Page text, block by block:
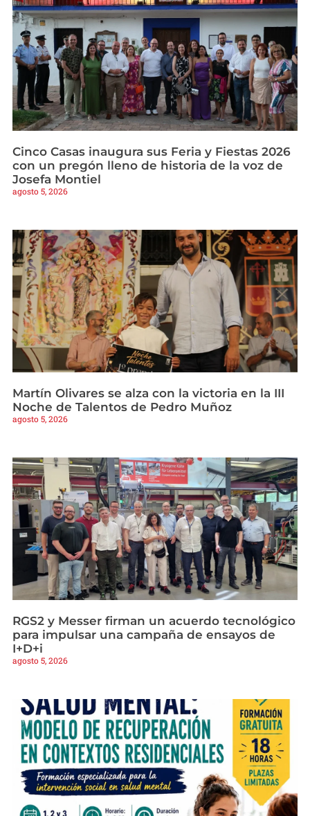
Cinco Casas inaugura sus Feria y Fiestas 2026
con un pregón lleno de historia de la voz de
Josefa Montiel
agosto 5, 2026
Martín Olivares se alza con la victoria en la III
Noche de Talentos de Pedro Muñoz
agosto 5, 2026
RGS2 y Messer firman un acuerdo tecnológico
para impulsar una campaña de ensayos de
I+D+i
agosto 5, 2026